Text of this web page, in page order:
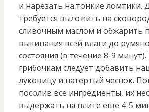
и нарезать на тонкие ломтики.
требуется выложить на
сливочным маслом и обжарить
выкипания всей влаги до
состояния (в течение 8-9
грибочкам следует добавить
луковицу и натертый чеснок.
посолив все ингредиенты, их
выдержать на плите еще 4-5